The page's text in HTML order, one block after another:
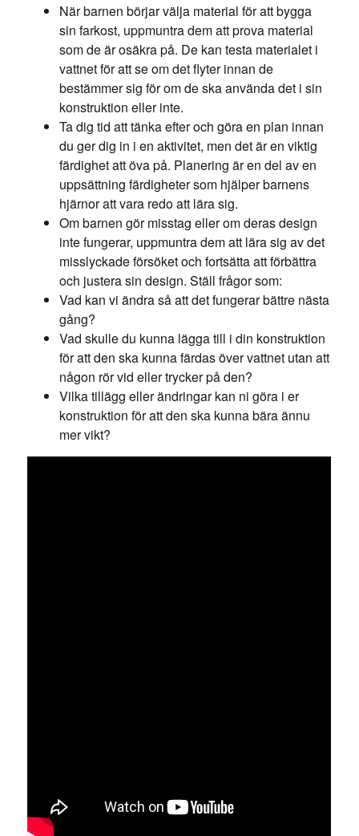
När barnen börjar välja material för att bygga
sin farkost, uppmuntra dem att prova material
som de är osäkra på. De kan testa materialet i
vattnet för att se om det flyter innan de
bestämmer sig för om de ska använda det i sin
konstruktion eller inte.
Ta dig tid att tänka efter och göra en plan innan
du ger dig in i en aktivitet, men det är en viktig
färdighet att öva på. Planering är en del av en
uppsättning färdigheter som hjälper barnens
hjärnor att vara redo att lära sig.
Om barnen gör misstag eller om deras design
inte fungerar, uppmuntra dem att lära sig av det
misslyckade försöket och fortsätta att förbättra
och justera sin design. Ställ frågor som:
Vad kan vi ändra så att det fungerar bättre nästa
gång?
Vad skulle du kunna lägga till i din konstruktion
för att den ska kunna färdas över vattnet utan att
någon rör vid eller trycker på den?
Vilka tillägg eller ändringar kan ni göra i er
konstruktion för att den ska kunna bära ännu
mer vikt?